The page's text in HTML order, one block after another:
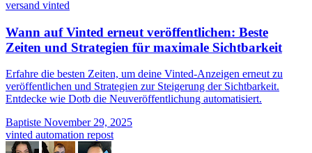
versand vinted
Wann auf Vinted erneut veröffentlichen: Beste
Zeiten und Strategien für maximale Sichtbarkeit
Erfahre die besten Zeiten, um deine Vinted-Anzeigen erneut zu
veröffentlichen und Strategien zur Steigerung der Sichtbarkeit.
Entdecke wie Dotb die Neuveröffentlichung automatisiert.
Baptiste November 29, 2025
vinted automation repost